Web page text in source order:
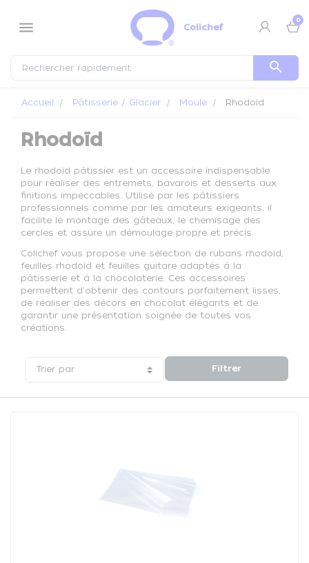
menu Colichef
0
search
Accueil Pâtisserie / Glacier Moule Rhodoïd
Rhodoïd
Le rhodoïd pâtissier est un accessoire indispensable
pour réaliser des entremets, bavarois et desserts aux
finitions impeccables. Utilisé par les pâtissiers
professionnels comme par les amateurs exigeants, il
facilite le montage des gâteaux, le chemisage des
cercles et assure un démoulage propre et précis.
Colichef vous propose une sélection de rubans rhodoïd,
feuilles rhodoïd et feuilles guitare adaptés à la
pâtisserie et à la chocolaterie. Ces accessoires
permettent d'obtenir des contours parfaitement lisses,
de réaliser des décors en chocolat élégants et de
garantir une présentation soignée de toutes vos
créations.
Trier par Filtrer